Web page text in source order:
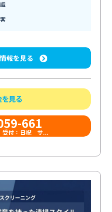
報を見る
見る
661
付：日祝 サ...